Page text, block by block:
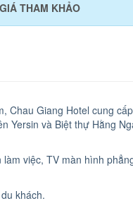
GIÁ THAM KHẢO
Chau Giang Hotel cung
Yersin và Biệt thự Hằng
việc, TV màn hình
khách.